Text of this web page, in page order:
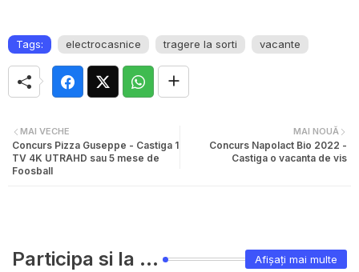
Tags: electrocasnice tragere la sorti vacante
MAI NOUĂ
Concurs Napolact Bio 2022 -
Castiga o vacanta de vis
MAI VECHE
Concurs Pizza Guseppe - Castiga 1
TV 4K UTRAHD sau 5 mese de
Foosball
Participa si la ... Afișați mai multe